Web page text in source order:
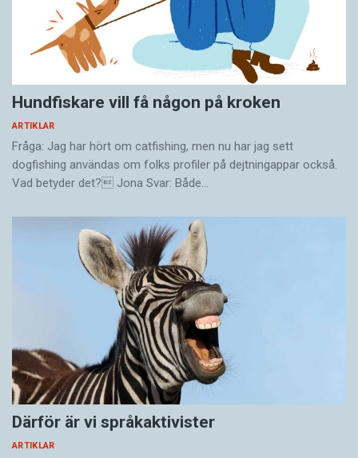
Hundfiskare vill få någon på kroken
ARTIKLAR
Fråga: Jag har hört om catfishing, men nu har jag sett
dogfishing användas om folks profiler på dejtningappar också.
Vad betyder det? Jona Svar: Både…
Därför är vi språkaktivister
ARTIKLAR